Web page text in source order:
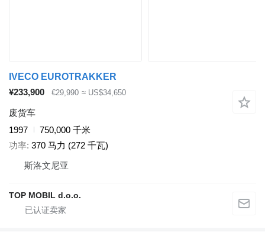
IVECO EUROTRAKKER
¥233,900
€29,990 ≈ US$34,650
废货车
1997
750,000 千米
功率 370 马力 (272 千瓦)
斯洛文尼亚
TOP MOBIL d.o.o.